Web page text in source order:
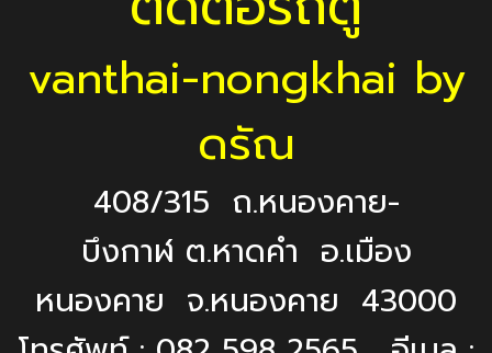
vanthai-nongkhai by
ดรัณ
408/315 ถ.หนองคาย-
บึงกาฬ ต.หาดคำ อ.เมือง
หนองคาย จ.หนองคาย 43000